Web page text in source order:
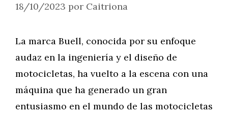
18/10/2023 por Caitriona
La marca Buell, conocida por su enfoque
audaz en la ingeniería y el diseño de
motocicletas, ha vuelto a la escena con una
máquina que ha generado un gran
entusiasmo en el mundo de las motocicletas